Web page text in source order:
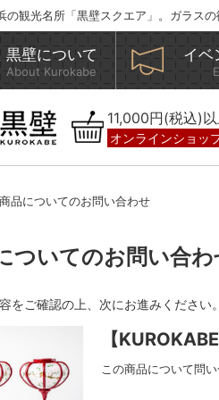
の観光名所「黒壁スクエア」。ガラス
黒壁について
About Kurokabe
イベ
11,000円(税込)
オンラインショッ
品についてのお問い合わせ
ついてのお問い合わ
をご確認の上、次にお進みください。
【
この商品について問